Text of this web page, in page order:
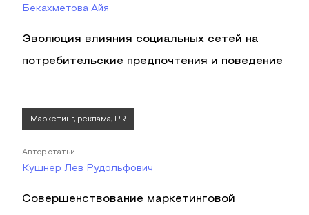
Бекахметова Айя
Эволюция влияния социальных сетей на
потребительские предпочтения и поведение
Маркетинг, реклама, PR
Автор статьи
Кушнер Лев Рудольфович
Совершенствование маркетинговой